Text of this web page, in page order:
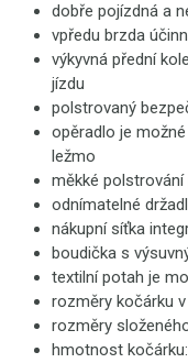
dobře pojízdná a
vpředu brzda
výkyvná přední
jízdu
polstrovaný
opěradlo je
ležmo
měkké
odnímatelné
nákupní síťka
boudička s
textilní potah je
rozměry kočárku
rozměry
hmotnost